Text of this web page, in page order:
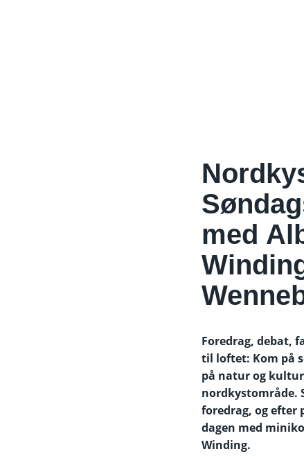
med
Foredrag, debat,
til loftet: Kom på
på natur og
nordkystområde.
foredrag, og efter
dagen med
Winding.